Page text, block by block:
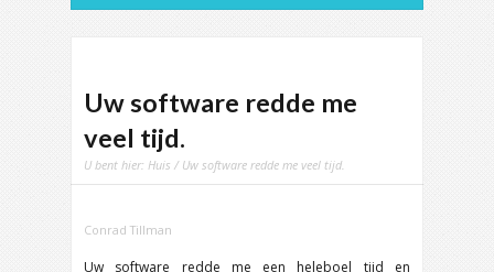
Uw software redde me
veel tijd.
U bent hier: Huis / Uw software redde me veel tijd.
Conrad Tillman
Uw software redde me een heleboel tijd en